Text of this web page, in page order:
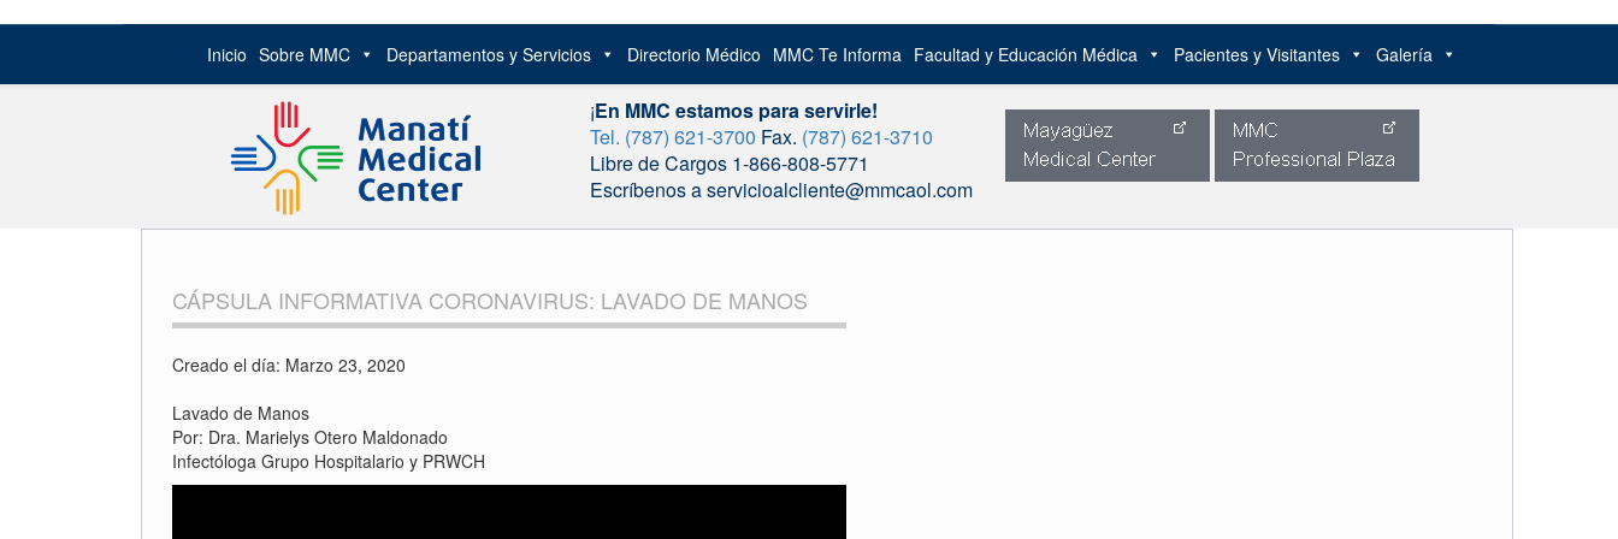
Inicio Sobre MMC Departamentos y Servicios Directorio Médico MMC Te Informa Facultad y Educación Médica Pacientes y Visitantes Galería
¡En MMC estamos para servirle!
Tel. (787) 621-3700 Fax. (787) 621-3710
Libre de Cargos 1-866-808-5771
Escríbenos a servicioalcliente@mmcaol.com
contentCÁPSULA INFORMATIVA CORONAVIRUS: LAVADO DE MANOS
Creado el día: Marzo 23, 2020
Lavado de Manos
Por: Dra. Marielys Otero Maldonado
Infectóloga Grupo Hospitalario y PRWCH